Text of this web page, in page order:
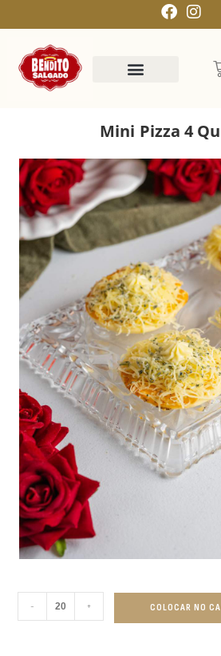
Mini Pizza 4
- + COLOCAR NO